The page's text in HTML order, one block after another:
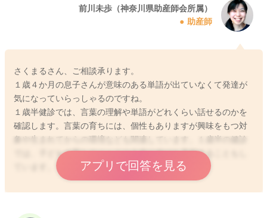
前川未歩（神奈川県助産師会所属）
助産師
さくまるさん、ご相談承ります。
１歳４か月の息子さんが意味のある単語が出ていなくて発達が
気になっていらっしゃるのですね。
１歳半健診では、言葉の理解や単語がどれくらい話せるのかを
確認します。言葉の育ちには、個性もありますが興味をもつ対
象や生まれてからの環境なども関連しています。１歳半の健診
では、子どもの育ちのペースや今後の伸びを予想することもし
さくまるさんは引っかかることがご心配なのですね。引っかか
アプリで回答を見る